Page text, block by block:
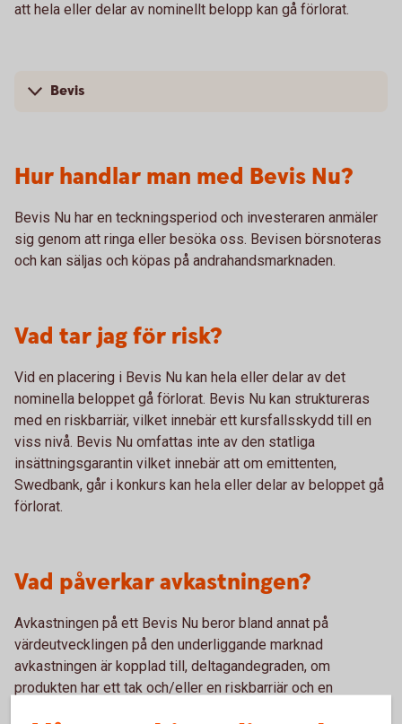
att hela eller delar av nominellt belopp kan gå förlorat.
Bevis
Hur handlar man med Bevis Nu?
Bevis Nu har en teckningsperiod och investeraren anmäler
sig genom att ringa eller besöka oss. Bevisen börsnoteras
och kan säljas och köpas på andrahandsmarknaden.
Vad tar jag för risk?
Vid en placering i Bevis Nu kan hela eller delar av det
nominella beloppet gå förlorat. Bevis Nu kan struktureras
med en riskbarriär, vilket innebär ett kursfallsskydd till en
viss nivå. Bevis Nu omfattas inte av den statliga
insättningsgarantin vilket innebär att om emittenten,
Swedbank, går i konkurs kan hela eller delar av beloppet gå
förlorat.
Vad påverkar avkastningen?
Avkastningen på ett Bevis Nu beror bland annat på
värdeutvecklingen på den underliggande marknad
avkastningen är kopplad till, deltagandegraden, om
produkten har ett tak och/eller en riskbarriär och en